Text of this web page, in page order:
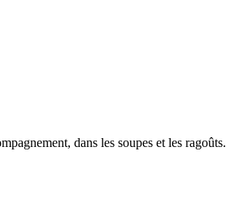
dans les soupes et les ragoûts.